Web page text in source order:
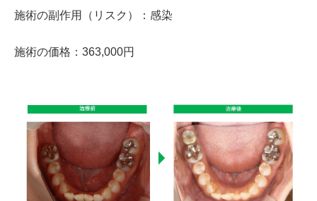
施術の副作用（リスク）：感染
施術の価格：363,000円